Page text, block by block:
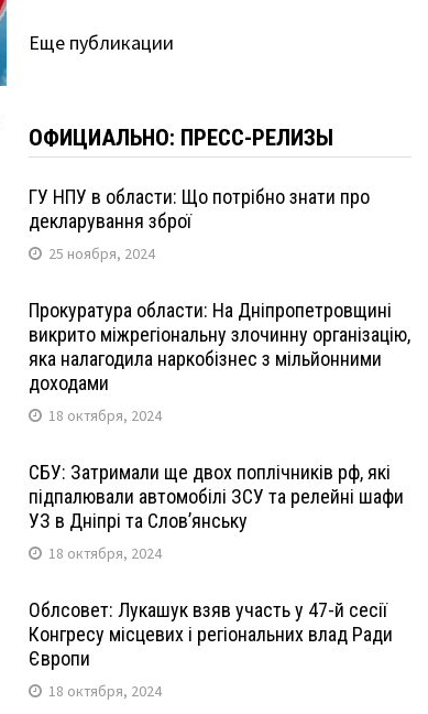
Еще публикации
ОФИЦИАЛЬНО: ПРЕСС-РЕЛИЗЫ
ГУ НПУ в области: Що потрібно знати про
декларування зброї
25 ноября, 2024
Прокуратура области: На Дніпропетровщині
викрито міжрегіональну злочинну організацію,
яка налагодила наркобізнес з мільйонними
доходами
18 октября, 2024
СБУ: Затримали ще двох поплічників рф, які
підпалювали автомобілі ЗСУ та релейні шафи
УЗ в Дніпрі та Слов’янську
18 октября, 2024
Облсовет: Лукашук взяв участь у 47-й сесії
Конгресу місцевих і регіональних влад Ради
Європи
18 октября, 2024